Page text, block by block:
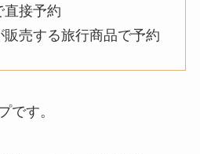
直接予約
販売する旅行商品で予約
です。